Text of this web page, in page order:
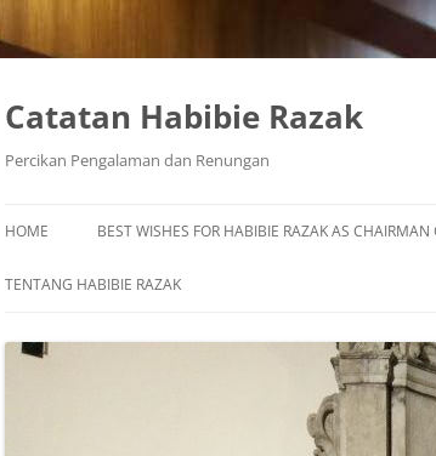
Skip
Catatan Habibie Razak
Percikan Pengalaman dan Renungan
HOME BEST WISHES FOR HABIBIE RAZAK AS
TENTANG HABIBIE RAZAK